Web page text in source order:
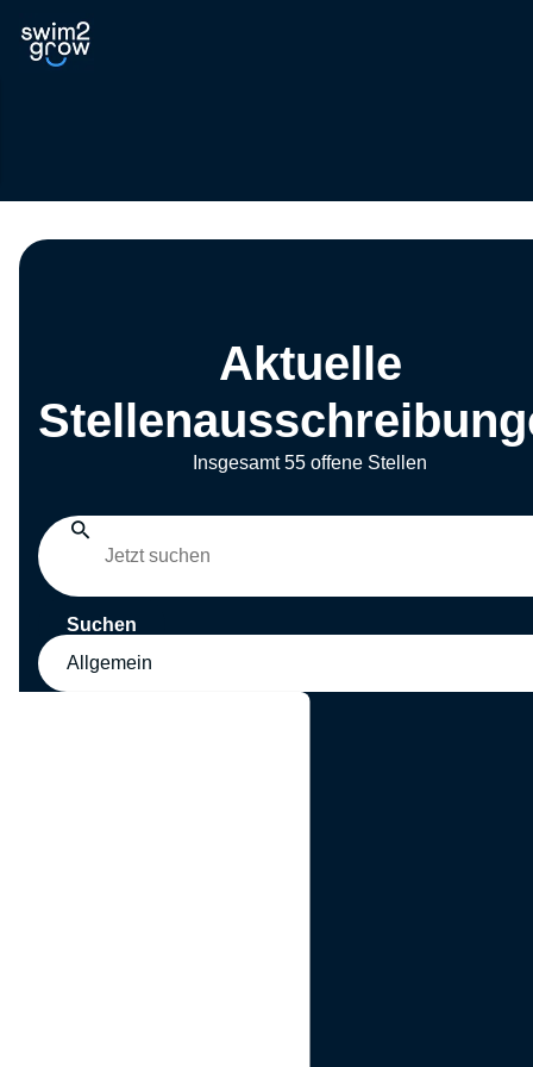
Aktuelle
Insgesamt 55 offene Stellen
Suchen
Allgemein